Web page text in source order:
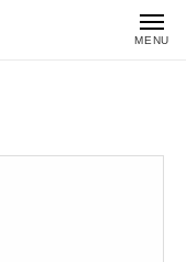
MENU